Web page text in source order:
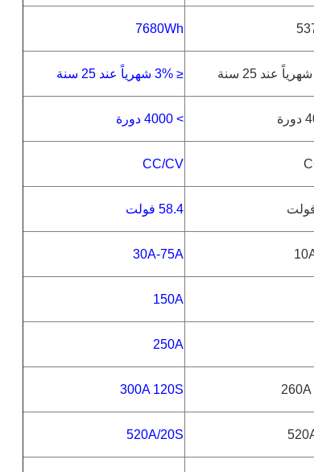
7680Wh
≤ 3% شهرياً عند 25 سنة
> 4000 دورة
CC/CV
58.4 فولت
30A-75A
150A
250A
260A
300A 120S
520A/20S